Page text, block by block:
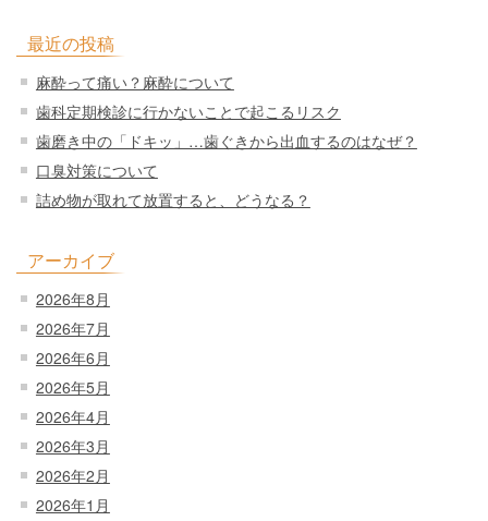
最近の投稿
麻酔って痛い？麻酔について
歯科定期検診に行かないことで起こるリスク
歯磨き中の「ドキッ」…歯ぐきから出血するのはなぜ？
口臭対策について
詰め物が取れて放置すると、どうなる？
アーカイブ
2026年8月
2026年7月
2026年6月
2026年5月
2026年4月
2026年3月
2026年2月
2026年1月